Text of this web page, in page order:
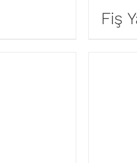
Fiş